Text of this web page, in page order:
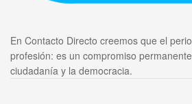
En Contacto Directo creemos que el
profesión: es un compromiso
ciudadanía y la democracia.